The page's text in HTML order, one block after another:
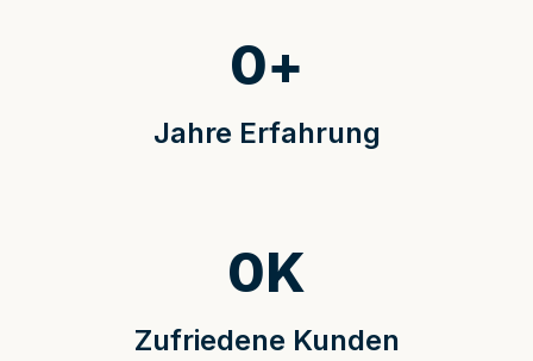
Jahre Erfahrung
0+
Zufriedene Kunden
0K